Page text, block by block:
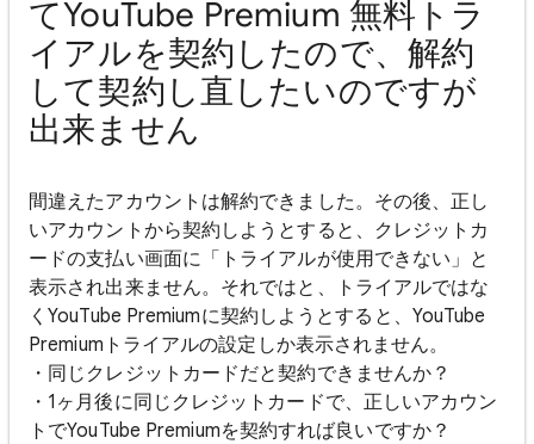
てYouTube Premium 無料トラ
イアルを契約したので、解約
して契約し直したいのですが
出来ません
間違えたアカウントは解約できました。その後、正し
いアカウントから契約しようとすると、クレジットカ
ードの支払い画面に「トライアルが使用できない」と
表示され出来ません。それではと、トライアルではな
くYouTube Premiumに契約しようとすると、YouTube
Premiumトライアルの設定しか表示されません。
・同じクレジットカードだと契約できませんか？
・1ヶ月後に同じクレジットカードで、正しいアカウン
トでYouTube Premiumを契約すれば良いですか？